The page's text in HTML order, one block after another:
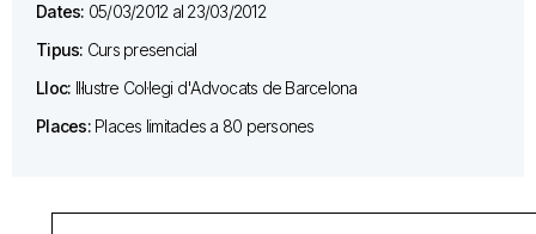
Dates: 05/03/2012 al 23/03/2012
Tipus: Curs presencial
Lloc: Il·lustre Col·legi d'Advocats de Barcelona
Places: Places limitades a 80 persones